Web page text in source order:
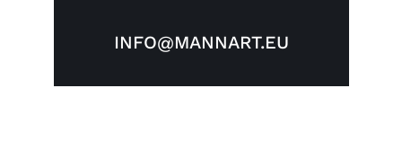
INFO@MANNART.EU